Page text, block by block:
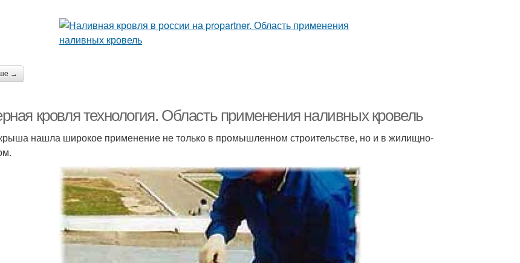
→
кровля технология. Область применения наливных кровель
нашла широкое применение не только в промышленном строительстве, но и в жилищно-